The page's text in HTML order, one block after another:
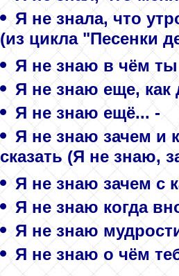
Я не знала, что
(из цикла "Песенки
Я не знаю в чём
Я не знаю еще, как
Я не знаю ещё... -
Я не знаю зачем и
сказать (Я не знаю,
Я не знаю зачем с
Я не знаю когда
Я не знаю
Я не знаю о чём